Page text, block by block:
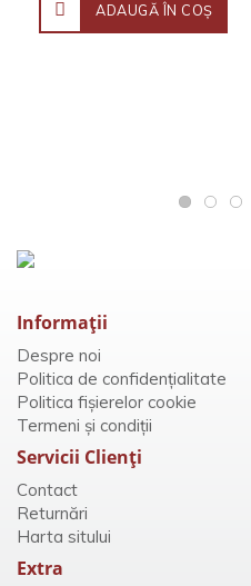
ADAUGĂ ÎN COŞ
Informaţii
Despre noi
Politica de confidențialitate
Politica fișierelor cookie
Termeni și condiții
Servicii Clienţi
Contact
Returnări
Harta sitului
Extra